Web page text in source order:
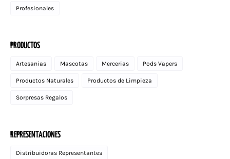
Profesionales
PRODUCTOS
Artesanias Mascotas Mercerias Pods Vapers
Productos Naturales Productos de Limpieza
Sorpresas Regalos
REPRESENTACIONES
Distribuidoras Representantes